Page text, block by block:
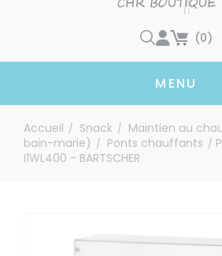
(0)
MENU
Accueil / Snack / Maintien au
bain-marie) / Ponts chauffants /
I1WL400 - BARTSCHER